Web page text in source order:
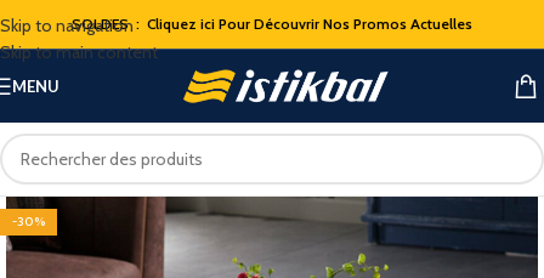
Skip to navigation
Skip to main content
SOLDES : Cliquez ici Pour Découvrir Nos Promos Actuelles
MENU
-30%